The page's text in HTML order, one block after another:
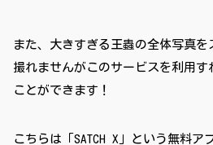
また、大きすぎる王蟲の全体写真
撮れませんがこのサービスを利用す
ことができます！
こちらは「SATCH X」という無料ア